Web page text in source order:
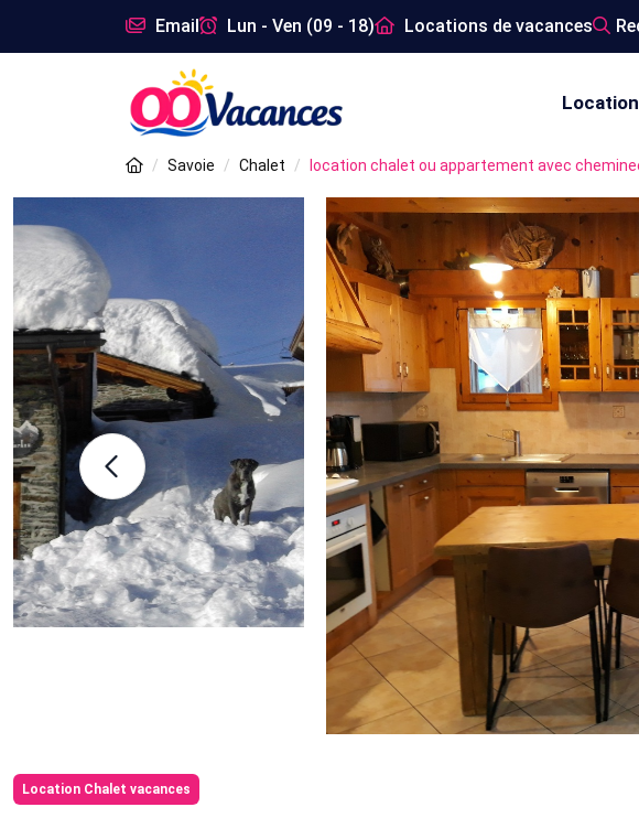
Email Lun - Ven (09 - 18) Locations de vacances
Savoie Chalet location chalet ou appartement avec
Location Chalet vacances